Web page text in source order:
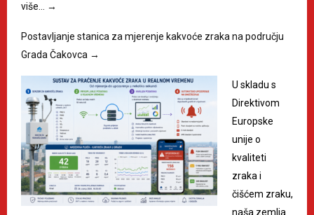
više…
→
Postavljanje stanica za mjerenje kakvoće zraka na području
Grada Čakovca →
U skladu s
Direktivom
Europske
unije o
kvaliteti
zraka i
čišćem zraku,
naša zemlja